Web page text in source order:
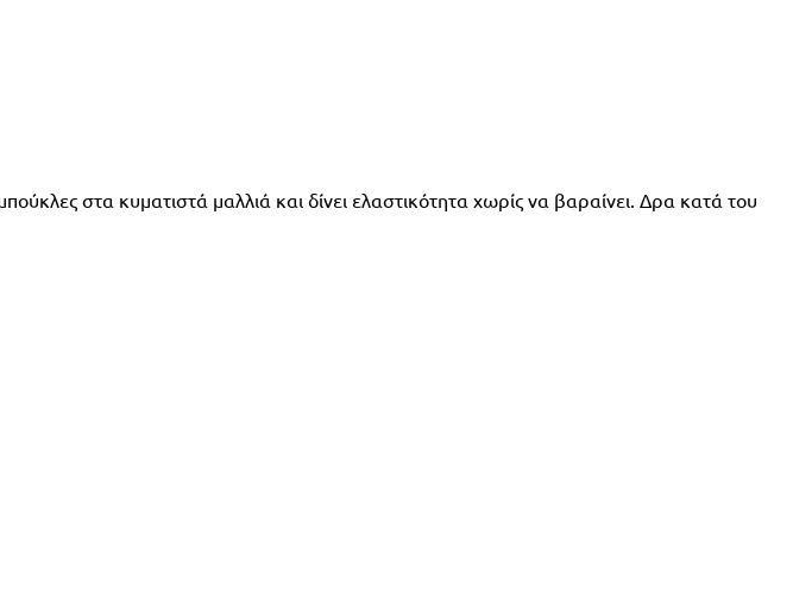
στα κυματιστά μαλλιά και δίνει ελαστικότητα χωρίς να βαραίνει. Δρα κατά του